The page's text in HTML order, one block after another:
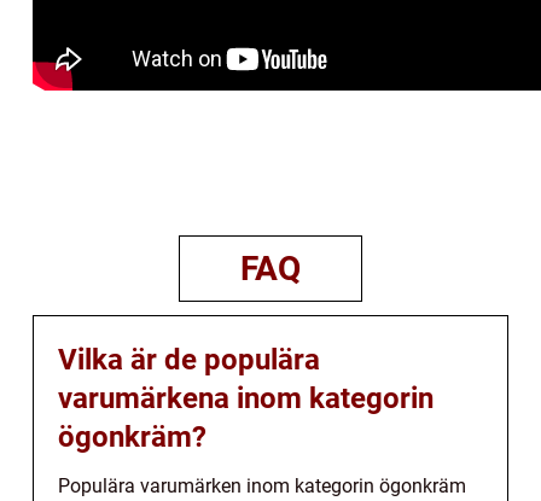
FAQ
Vilka är de populära
varumärkena inom kategorin
ögonkräm?
Populära varumärken inom kategorin ögonkräm